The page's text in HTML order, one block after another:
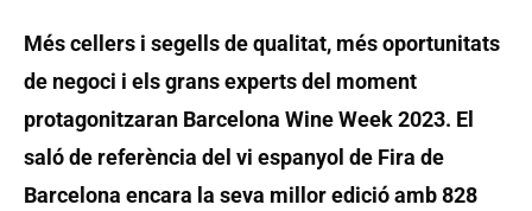
Més cellers i segells de qualitat, més oportunitats
de negoci i els grans experts del moment
protagonitzaran Barcelona Wine Week 2023. El
saló de referència del vi espanyol de Fira de
Barcelona encara la seva millor edició amb 828